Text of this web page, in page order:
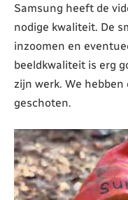
Samsung heeft de
nodige kwaliteit. De
inzoomen en
beeldkwaliteit is erg
zijn werk. We
geschoten.